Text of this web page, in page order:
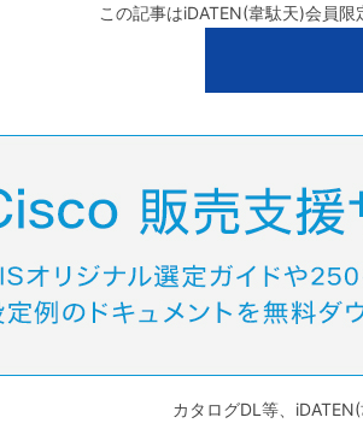
この記事はiDATEN(韋駄天)会員
カタログDL等、